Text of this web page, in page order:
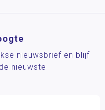
nieuwsbrief en blijf
nieuwste